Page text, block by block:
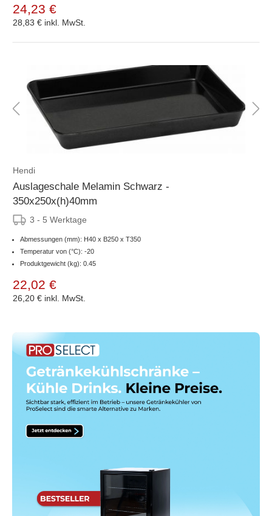
24,23 €
28,83 € inkl. MwSt.
Hendi
Auslageschale Melamin Schwarz -
350x250x(h)40mm
3 - 5 Werktage
Abmessungen (mm): H40 x B250 x T350
Temperatur von (°C): -20
Produktgewicht (kg): 0.45
22,02 €
26,20 € inkl. MwSt.